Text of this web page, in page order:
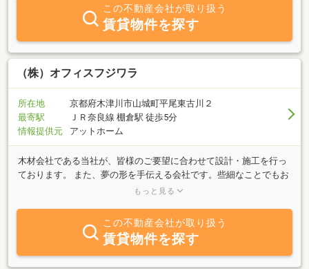
この不動産会社が取り扱う
賃貸物件を探す
（株）オフィスフジワラ
所在地
京都府木津川市山城町平尾東古川２
最寄駅
ＪＲ奈良線 棚倉駅 徒歩5分
情報提供元
アットホーム
木材会社である当社が、皆様のご要望に合わせて設計・施工を行っ
ております。 また、夢の形を手伝える会社です。些細なことでもお
気軽にご相談ください。スタッフが親身になって様々なご提案をさ
もっと見る
この不動産会社が取り扱う
賃貸物件を探す